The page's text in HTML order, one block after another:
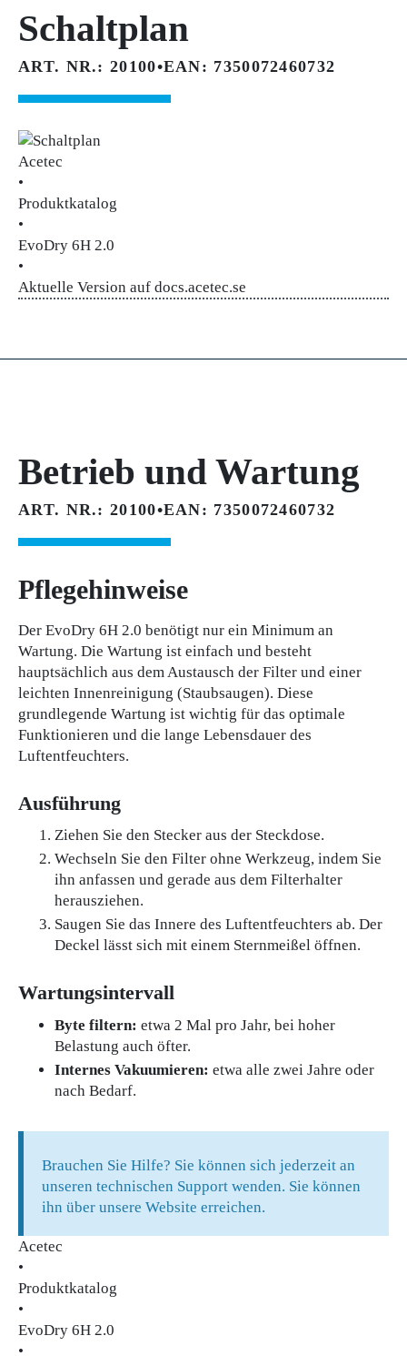
Schaltplan
ART. NR.: 20100•EAN: 7350072460732
Acetec
•
Produktkatalog
•
EvoDry 6H 2.0
•
Aktuelle Version auf docs.acetec.se
Betrieb und Wartung
ART. NR.: 20100•EAN: 7350072460732
Pflegehinweise
Der EvoDry 6H 2.0 benötigt nur ein Minimum an
Wartung. Die Wartung ist einfach und besteht
hauptsächlich aus dem Austausch der Filter und einer
leichten Innenreinigung (Staubsaugen). Diese
grundlegende Wartung ist wichtig für das optimale
Funktionieren und die lange Lebensdauer des
Luftentfeuchters.
Ausführung
Ziehen Sie den Stecker aus der Steckdose.
Wechseln Sie den Filter ohne Werkzeug, indem Sie
ihn anfassen und gerade aus dem Filterhalter
herausziehen.
Saugen Sie das Innere des Luftentfeuchters ab. Der
Deckel lässt sich mit einem Sternmeißel öffnen.
Wartungsintervall
Byte filtern: etwa 2 Mal pro Jahr, bei hoher
Belastung auch öfter.
Internes Vakuumieren: etwa alle zwei Jahre oder
nach Bedarf.
Brauchen Sie Hilfe? Sie können sich jederzeit an
unseren technischen Support wenden. Sie können
ihn über unsere Website erreichen.
Acetec
•
Produktkatalog
•
EvoDry 6H 2.0
•